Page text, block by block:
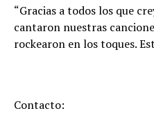
“Gracias a todos los que
cantaron nuestras
rockearon en los toques.
Contacto: